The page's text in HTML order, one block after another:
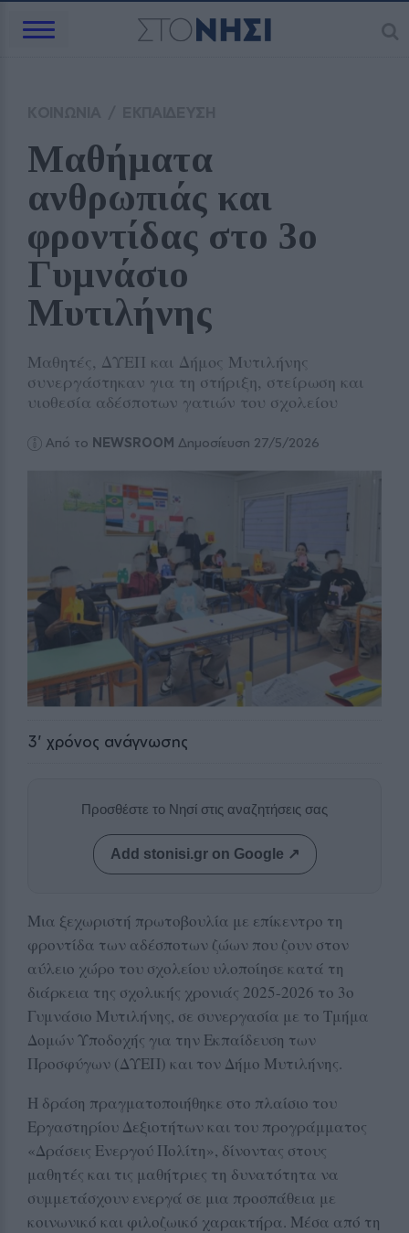
Μαθήματα
ανθρωπιάς και
φροντίδας στο 3ο
Γυμνάσιο
Μυτιλήνης
Μαθητές, ΔΥΕΠ και Δήμος Μυτιλήνης
συνεργάστηκαν για τη στήριξη, στείρωση και
υιοθεσία αδέσποτων γατιών του σχολείου
Από το NEWSROOM Δημοσίευση 27/5/2026
3' χρόνος ανάγνωσης
Προσθέστε το Νησί στις αναζητήσεις σας
Add stonisi.gr on Google ↗
Μια ξεχωριστή πρωτοβουλία με επίκεντρο τη
φροντίδα των αδέσποτων ζώων που ζουν στον
αύλειο χώρο του σχολείου υλοποίησε κατά τη
διάρκεια της σχολικής χρονιάς 2025-2026 το 3ο
Γυμνάσιο Μυτιλήνης, σε συνεργασία με το Τμήμα
Δομών Υποδοχής για την Εκπαίδευση των
Προσφύγων (ΔΥΕΠ) και τον Δήμο Μυτιλήνης.
Η δράση πραγματοποιήθηκε στο πλαίσιο του
Εργαστηρίου Δεξιοτήτων και του προγράμματος
«Δράσεις Ενεργού Πολίτη», δίνοντας στους
μαθητές και τις μαθήτριες τη δυνατότητα να
συμμετάσχουν ενεργά σε μια προσπάθεια με
κοινωνικό και φιλοζωικό χαρακτήρα. Μέσα από τη